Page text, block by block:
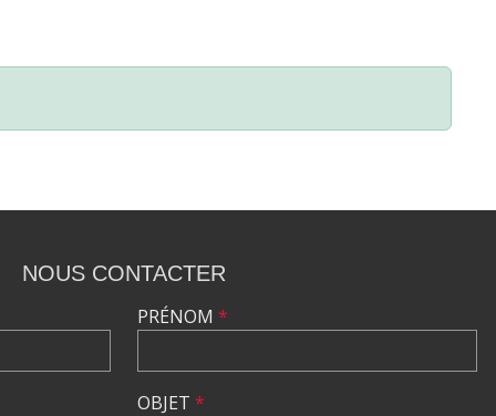
NOUS CONTACTER
PRÉNOM *
OBJET *